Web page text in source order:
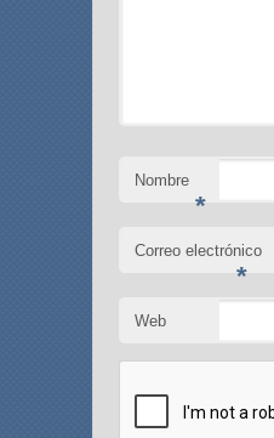
Nombre
*
Correo electrónico
*
Web